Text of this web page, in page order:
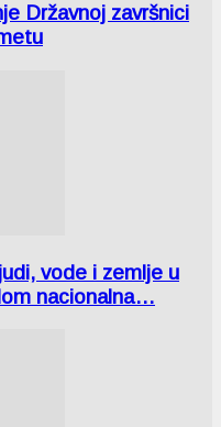
Državnoj završnici
vode i zemlje u
nacionalna…